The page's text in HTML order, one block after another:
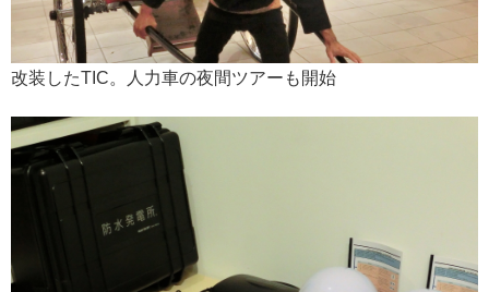
改装したTIC。人力車の夜間ツアーも開始